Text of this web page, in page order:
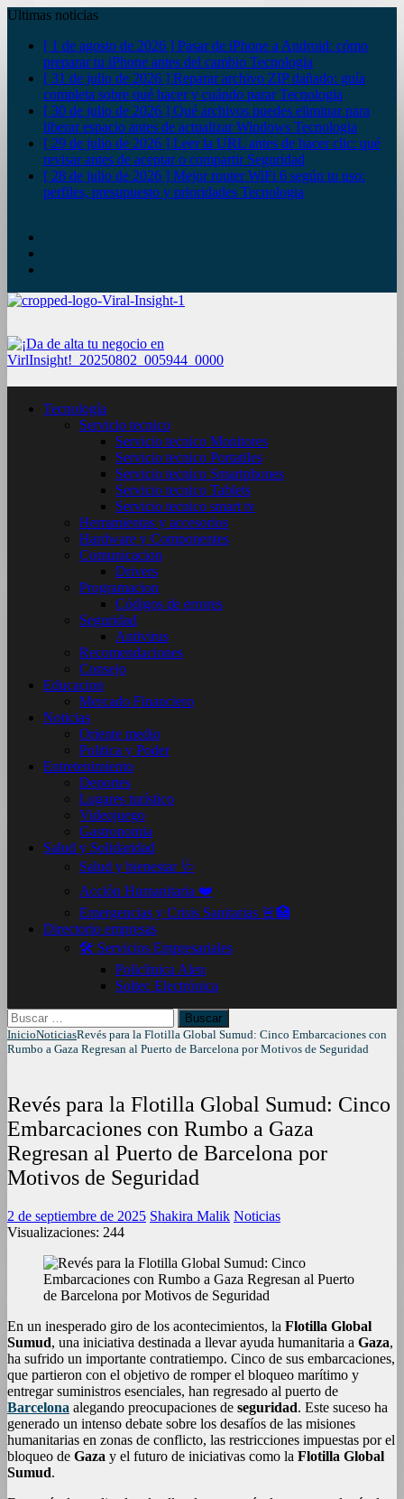
Ultimas noticias
[ 1 de agosto de 2026 ] Pasar de iPhone a Android: cómo
preparar tu iPhone antes del cambio Tecnologia
[ 31 de julio de 2026 ] Reparar archivo ZIP dañado: guía
completa sobre qué hacer y cuándo pararTecnologia
[ 30 de julio de 2026 ] Qué archivos puedes eliminar para
liberar espacio antes de actualizar Windows Tecnologia
[ 29 de julio de 2026 ] Leer la URL antes de hacer clic: qué
revisar antes de aceptar o compartir Seguridad
[ 28 de julio de 2026 ] Mejor router WiFi 6 según tu uso:
perfiles, presupuesto y prioridades Tecnologia
Tecnología
Servicio tecnico
Servicio tecnico Monitores
Servicio tecnico Portatiles
Servicio tecnico Smartphones
Servicio tecnico Tablets
Servicio tecnico smart tv
Herramientas y accesorios
Hardware y Componentes
Comunicacion
Drivers
Programacion
Códigos de errores
Seguridad
Antivirus
Recomendaciones
Consejo
Educacion
Mercado Financiero
Noticias
Oriente medio
Politica y Poder
Entretenimiento
Deportes
Lugares turístico
Videojuego
Gastronomia
Salud y Solidaridad
Salud y bienestar 🩺
Acción Humanitaria ❤️
Emergencias y Crisis Sanitarias 🚨🏥
Directorio empresas
🛠️ Servicios Empresariales
Policlinica Alen
Soltec Electrónica
Buscar:
InicioNoticiasRevés para la Flotilla Global Sumud: Cinco Embarcaciones con
Rumbo a Gaza Regresan al Puerto de Barcelona por Motivos de Seguridad
Revés para la Flotilla Global Sumud: Cinco
Embarcaciones con Rumbo a Gaza
Regresan al Puerto de Barcelona por
Motivos de Seguridad
2 de septiembre de 2025 Shakira Malik Noticias
Visualizaciones: 244
En un inesperado giro de los acontecimientos, la Flotilla Global
Sumud, una iniciativa destinada a llevar ayuda humanitaria a Gaza,
ha sufrido un importante contratiempo. Cinco de sus embarcaciones,
que partieron con el objetivo de romper el bloqueo marítimo y
entregar suministros esenciales, han regresado al puerto de
Barcelona alegando preocupaciones de seguridad. Este suceso ha
generado un intenso debate sobre los desafíos de las misiones
humanitarias en zonas de conflicto, las restricciones impuestas por el
bloqueo de Gaza y el futuro de iniciativas como la Flotilla Global
Sumud.